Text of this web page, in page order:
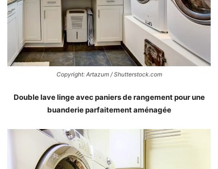
Copyright: Artazum / Shutterstock.com
Double lave linge avec paniers de rangement pour une
buanderie parfaitement aménagée